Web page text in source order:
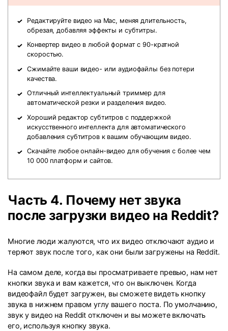
Редактируйте видео на Mac, меняя длительность,
обрезая, добавляя эффекты и субтитры.
Конвертер видео в любой формат с 90-кратной
скоростью.
Сжимайте ваши видео- или аудиофайлы без потери
качества.
Отличный интеллектуальный триммер для
автоматической резки и разделения видео.
Хороший редактор субтитров с поддержкой
искусственного интеллекта для автоматического
добавления субтитров к вашим обучающим видео.
Скачайте любое онлайн-видео для обучения с более чем
10 000 платформ и сайтов.
Часть 4. Почему нет звука
после загрузки видео на Reddit?
Многие люди жалуются, что их видео отключают аудио и
теряют звук после того, как они были загружены на Reddit.
На самом деле, когда вы просматриваете превью, нам нет
кнопки звука и вам кажется, что он выключен. Когда
видеофайл будет загружен, вы сможете видеть кнопку
звука в нижнем правом углу вашего поста. По умолчанию,
звук у видео на Reddit отключен и вы можете включать
его, используя кнопку звука.